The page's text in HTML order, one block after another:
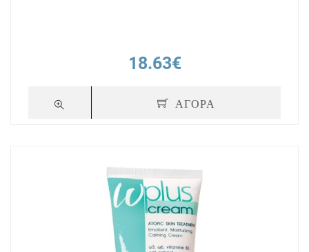
18.63€
ΑΓΟΡΑ